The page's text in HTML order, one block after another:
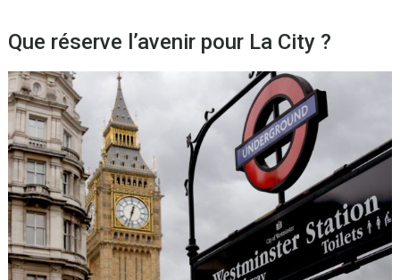
Que réserve l’avenir pour La City ?